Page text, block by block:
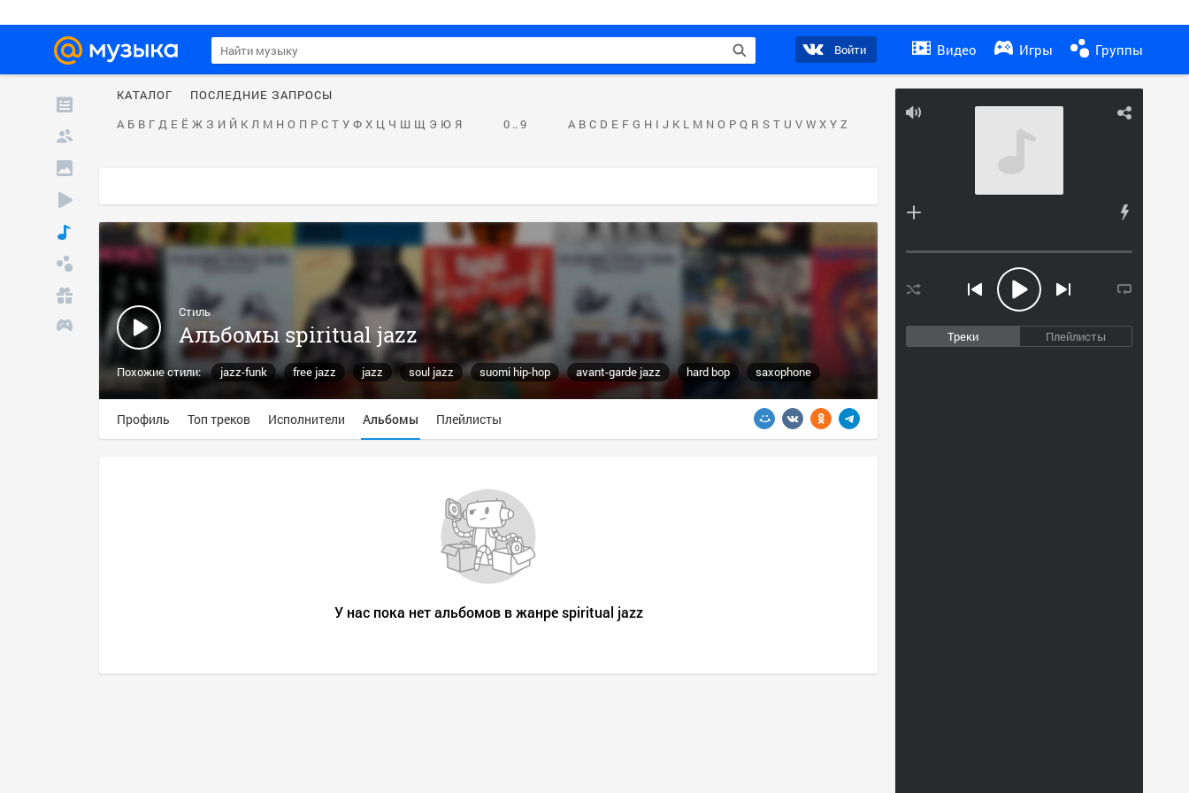
Войти Видео Игры Группы
Треки Плейлисты
КАТАЛОГ
ПОСЛЕДНИЕ ЗАПРОСЫ
А Б В Г Д Е Ё Ж З И Й К Л М Н О П Р С Т У Ф Х Ц Ч Ш Щ Э Ю Я 0 .. 9 A B C D E F G H I J K L M N O P Q R S T U V W X Y Z
Стиль
Альбомы spiritual jazz
Похожие стили: jazz-funk free jazz jazz soul jazz suomi hip-hop avant-garde jazz hard bop
saxophone
post-bop
Профиль Топ треков Исполнители Альбомы Плейлисты
У нас пока нет альбомов в жанре spiritual jazz